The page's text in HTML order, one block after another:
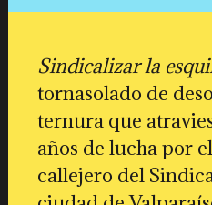
Sindicalizar la
tornasolado de
ternura que
años de lucha por
callejero del